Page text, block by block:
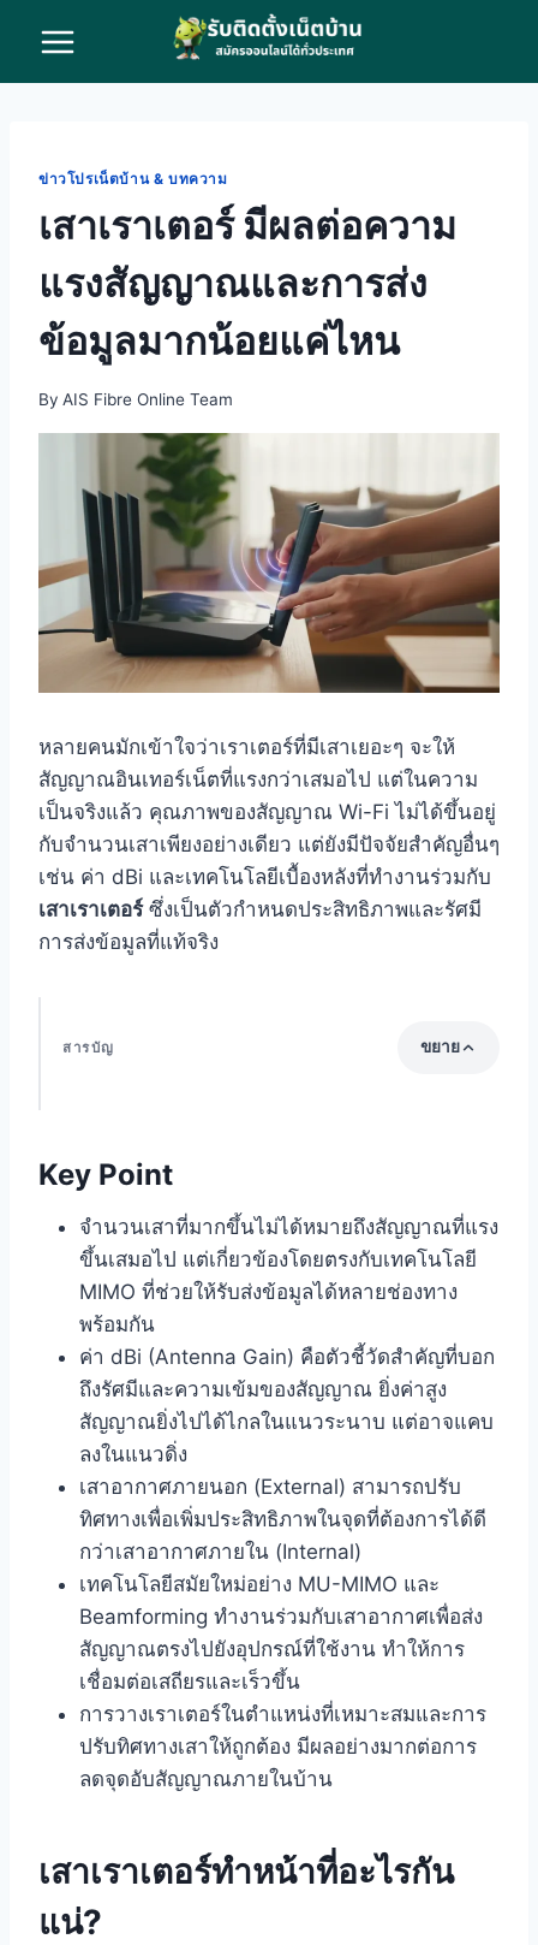
content
ข่าวโปรเน็ตบ้าน & บทความ
เสาเราเตอร์ มีผลต่อความ
แรงสัญญาณและการส่ง
ข้อมูลมากน้อยแค่ไหน
By AIS Fibre Online Team
หลายคนมักเข้าใจว่าเราเตอร์ที่มีเสาเยอะๆ จะให้
สัญญาณอินเทอร์เน็ตที่แรงกว่าเสมอไป แต่ในความ
เป็นจริงแล้ว คุณภาพของสัญญาณ Wi-Fi ไม่ได้ขึ้นอยู่
กับจำนวนเสาเพียงอย่างเดียว แต่ยังมีปัจจัยสำคัญอื่นๆ
เช่น ค่า dBi และเทคโนโลยีเบื้องหลังที่ทำงานร่วมกับ
เสาเราเตอร์ซึ่งเป็นตัวกำหนดประสิทธิภาพและรัศมี
การส่งข้อมูลที่แท้จริง
สารบัญ ขยาย
เสาเราเตอร์ทำหน้าที่อะไรกันแน่?
จำนวนเสาเยอะ ดีกว่าจริงหรือ? คำตอบอยู่ที่
เทคโนโลยี MIMO
รู้จักค่า dBi: ตัวชี้วัด ‘รัศมีสัญญาณ’ ที่แท้จริง
เปรียบเทียบค่า dBi ต่ำ vs. dBi สูง
เทคนิคการปรับเสาเราเตอร์เพื่อสัญญาณที่ดีที่สุด
สรุป: เลือกเราเตอร์กี่เสาดี?
คำถามที่พบบ่อย (FAQ)
เราเตอร์ 4 เสากับ 6 เสา ต่างกันมากไหม?
dBi ยิ่งสูงยิ่งดีเสมอไปหรือไม่?
เปลี่ยนเสาเราเตอร์เองได้ไหม?
ทำไม Mesh WiFi ไม่มีเสา แต่สัญญาณแรงทั่วบ้าน?
Key Point
จำนวนเสาที่มากขึ้นไม่ได้หมายถึงสัญญาณที่แรง
ขึ้นเสมอไป แต่เกี่ยวข้องโดยตรงกับเทคโนโลยี
MIMO ที่ช่วยให้รับส่งข้อมูลได้หลายช่องทาง
พร้อมกัน
ค่า dBi (Antenna Gain) คือตัวชี้วัดสำคัญที่บอก
ถึงรัศมีและความเข้มของสัญญาณ ยิ่งค่าสูง
สัญญาณยิ่งไปได้ไกลในแนวระนาบ แต่อาจแคบ
ลงในแนวดิ่ง
เสาอากาศภายนอก (External) สามารถปรับ
ทิศทางเพื่อเพิ่มประสิทธิภาพในจุดที่ต้องการได้ดี
กว่าเสาอากาศภายใน (Internal)
เทคโนโลยีสมัยใหม่อย่าง MU-MIMO และ
Beamforming ทำงานร่วมกับเสาอากาศเพื่อส่ง
สัญญาณตรงไปยังอุปกรณ์ที่ใช้งาน ทำให้การ
เชื่อมต่อเสถียรและเร็วขึ้น
การวางเราเตอร์ในตำแหน่งที่เหมาะสมและการ
ปรับทิศทางเสาให้ถูกต้อง มีผลอย่างมากต่อการ
ลดจุดอับสัญญาณภายในบ้าน
เสาเราเตอร์ทำหน้าที่อะไรกัน
แน่?